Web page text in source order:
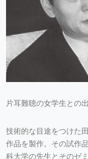
片耳難聴の女学生との
技術的な目途をつけた
作品を製作。その試作
科大学の先生とそのゼ